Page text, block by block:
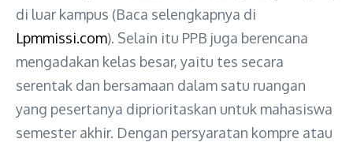
di luar kampus (Baca selengkapnya di
Lpmmissi.com). Selain itu PPB juga berencana
mengadakan kelas besar, yaitu tes secara
serentak dan bersamaan dalam satu ruangan
yang pesertanya diprioritaskan untuk mahasiswa
semester akhir. Dengan persyaratan kompre atau